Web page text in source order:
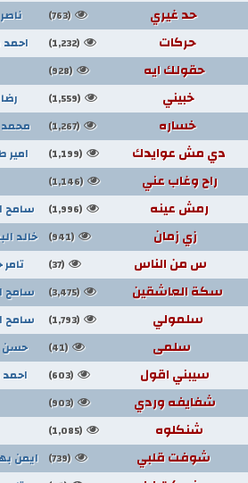
حد غيري (763)
حركات (1,232)
حقولك ايه (928)
خبيني (1,559)
خساره (1,267)
دي مش عوايدك (1,199)
راح وغاب عني (1,146)
رمش عينه (1,996) سامح
زي زمان (941) خالد
س من الناس (37)
سكة العاشقين (3,475) سامح
سلمولي (1,793) سامح
سلمى (41) حسن
سيبني اقول (603)
شفايفه وردي (903)
شنكلوه (1,085)
شوفت قلبي (739) ايمن